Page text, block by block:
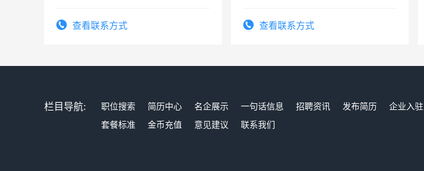
查看联系方式 查看联系方式
栏目导航: 职位搜索 简历中心 名企展示 一句话信息 招聘资讯 发布简历 企业入驻
套餐标准
金币充值 意见建议 联系我们